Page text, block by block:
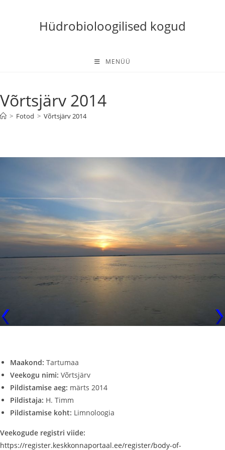
Hüdrobioloogilised kogud
MENÜÜ
Võrtsjärv 2014
> Fotod > Võrtsjärv 2014
Maakond: Tartumaa
Veekogu nimi: Võrtsjärv
Pildistamise aeg: märts 2014
Pildistaja: H. Timm
Pildistamise koht: Limnoloogia
Veekogude registri viide:
https://register.keskkonnaportaal.ee/register/body-of-